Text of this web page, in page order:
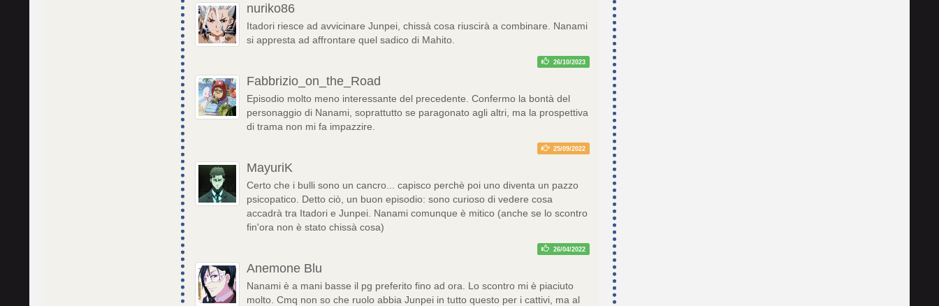
nuriko86
Itadori riesce ad avvicinare Junpei, chissà cosa riuscirà a combinare. Nanami
si appresta ad affrontare quel sadico di Mahito.
26/10/2023
Fabbrizio_on_the_Road
Episodio molto meno interessante del precedente. Confermo la bontà del
personaggio di Nanami, soprattutto se paragonato agli altri, ma la prospettiva
di trama non mi fa impazzire.
25/09/2022
MayuriK
Certo che i bulli sono un cancro... capisco perchè poi uno diventa un pazzo
psicopatico. Detto ciò, un buon episodio: sono curioso di vedere cosa
accadrà tra Itadori e Junpei. Nanami comunque è mitico (anche se lo scontro
fin'ora non è stato chissà cosa)
26/04/2022
Anemone Blu
Nanami è a mani basse il pg preferito fino ad ora. Lo scontro mi è piaciuto
molto. Cmq non so che ruolo abbia Junpei in tutto questo per i cattivi, ma al